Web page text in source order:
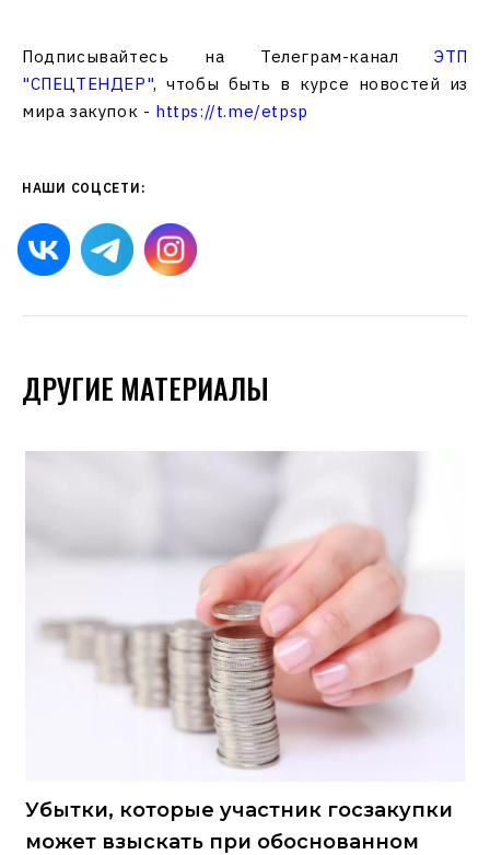
Подписывайтесь на Телеграм-каналЭТП
"СПЕЦТЕНДЕР", чтобы быть в курсе новостей из
мира закупок - https://t.me/etpsp
НАШИ СОЦСЕТИ:
ДРУГИЕ МАТЕРИАЛЫ
Убытки, которые участник госзакупки
может взыскать при обоснованном